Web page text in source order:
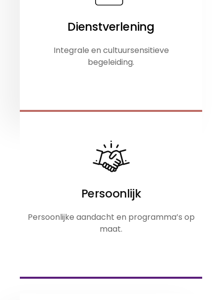
Dienstverlening
Integrale en cultuursensitieve
begeleiding.
Persoonlijk
Persoonlijke aandacht en programma’s op
maat.